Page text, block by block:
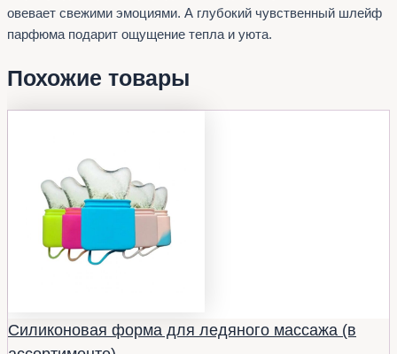
овевает свежими эмоциями. А глубокий чувственный шлейф
парфюма подарит ощущение тепла и уюта.
Похожие товары
Силиконовая форма для ледяного массажа (в